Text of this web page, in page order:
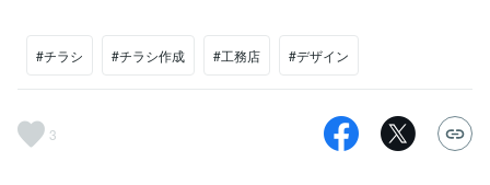
#チラシ #チラシ作成 #工務店 #デザイン
3